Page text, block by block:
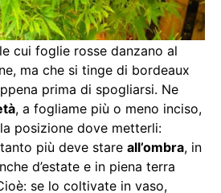
cui foglie rosse danzano al
ma che si tinge di bordeaux
prima di spogliarsi. Ne
, a fogliame più o meno inciso,
posizione dove metterli:
più deve stare all’ombra, in
d’estate e in piena terra
se lo coltivate in vaso,